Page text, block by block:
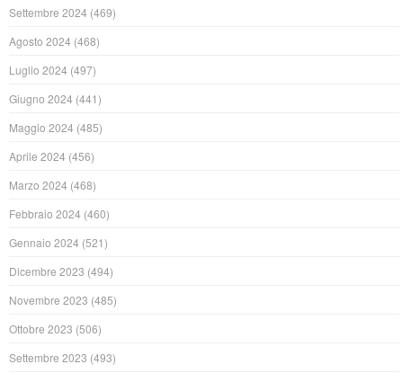
Settembre 2024 (469)
Agosto 2024 (468)
Luglio 2024 (497)
Giugno 2024 (441)
Maggio 2024 (485)
Aprile 2024 (456)
Marzo 2024 (468)
Febbraio 2024 (460)
Gennaio 2024 (521)
Dicembre 2023 (494)
Novembre 2023 (485)
Ottobre 2023 (506)
Settembre 2023 (493)